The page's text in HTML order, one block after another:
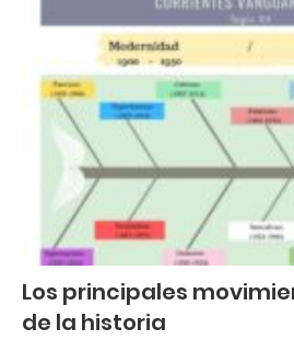
Los principales
de la historia